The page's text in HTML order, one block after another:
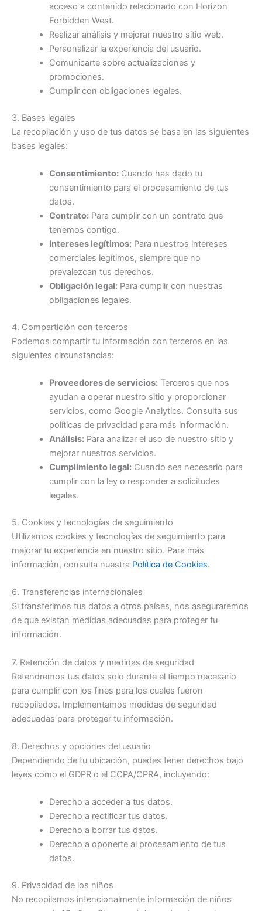
acceso a contenido relacionado con Horizon
Forbidden West.
Realizar análisis y mejorar nuestro sitio web.
Personalizar la experiencia del usuario.
Comunicarte sobre actualizaciones y
promociones.
Cumplir con obligaciones legales.
3. Bases legales
La recopilación y uso de tus datos se basa en las siguientes
bases legales:
Consentimiento:Cuando has dado tu
consentimiento para el procesamiento de tus
datos.
Contrato:Para cumplir con un contrato que
tenemos contigo.
Intereses legítimos:Para nuestros intereses
comerciales legítimos, siempre que no
prevalezcan tus derechos.
Obligación legal:Para cumplir con nuestras
obligaciones legales.
4. Compartición con terceros
Podemos compartir tu información con terceros en las
siguientes circunstancias:
Proveedores de servicios:Terceros que nos
ayudan a operar nuestro sitio y proporcionar
servicios, como Google Analytics. Consulta sus
políticas de privacidad para más información.
Análisis:Para analizar el uso de nuestro sitio y
mejorar nuestros servicios.
Cumplimiento legal:Cuando sea necesario para
cumplir con la ley o responder a solicitudes
legales.
5. Cookies y tecnologías de seguimiento
Utilizamos cookies y tecnologías de seguimiento para
mejorar tu experiencia en nuestro sitio. Para más
información, consulta nuestra Política de Cookies.
6. Transferencias internacionales
Si transferimos tus datos a otros países, nos aseguraremos
de que existan medidas adecuadas para proteger tu
información.
7. Retención de datos y medidas de seguridad
Retendremos tus datos solo durante el tiempo necesario
para cumplir con los fines para los cuales fueron
recopilados. Implementamos medidas de seguridad
adecuadas para proteger tu información.
8. Derechos y opciones del usuario
Dependiendo de tu ubicación, puedes tener derechos bajo
leyes como el GDPR o el CCPA/CPRA, incluyendo:
Derecho a acceder a tus datos.
Derecho a rectificar tus datos.
Derecho a borrar tus datos.
Derecho a oponerte al procesamiento de tus
datos.
9. Privacidad de los niños
No recopilamos intencionalmente información de niños